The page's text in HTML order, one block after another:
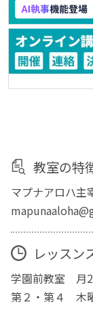
教室の特
マプナアロハ主
レッスン
学園前教室 月
第２・第４ 木